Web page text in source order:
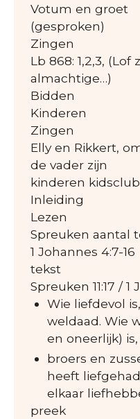
Votum en groet
(gesproken)
Zingen
Lb 868: 1,2,3, (Lof
almachtige…)
Bidden
Kinderen
Zingen
Elly en Rikkert,
de vader zijn
kinderen kidsclub
Inleiding
Lezen
Spreuken aantal
1 Johannes 4:7-16
tekst
Spreuken 11:17 / 1
Wie liefdevol
weldaad. Wie
en oneerlijk)
broers en
heeft
elkaar
preek